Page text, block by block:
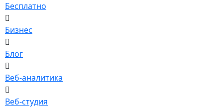
Бесплатно
Бизнес
Блог
Веб-аналитика
Веб-студия